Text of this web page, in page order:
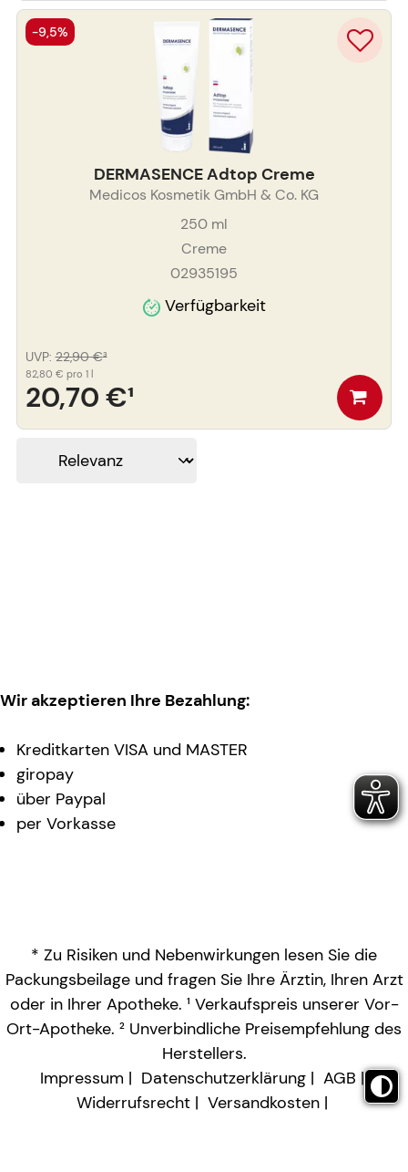
DERMASENCE Adtop Creme
Medicos Kosmetik GmbH & Co. KG
250 ml
Creme
02935195
Verfügbarkeit
20,70 €¹
UVP: 22,90 €³
82,80 € pro 1 l
-9,5%
Wir akzeptieren Ihre Bezahlung:
Kreditkarten VISA und MASTER
giropay
über Paypal
per Vorkasse
* Zu Risiken und Nebenwirkungen lesen Sie die
Packungsbeilage und fragen Sie Ihre Ärztin, Ihren Arzt
oder in Ihrer Apotheke. ¹ Verkaufspreis unserer Vor-
Ort-Apotheke. ² Unverbindliche Preisempfehlung des
Herstellers.
Impressum
Datenschutzerklärung
AGB
Widerrufsrecht
Versandkosten